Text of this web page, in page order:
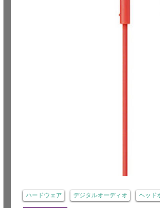
ハードウェア デジタルオーディオ ヘッド